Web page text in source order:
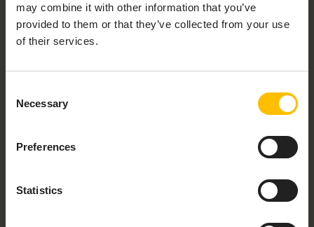
may combine it with other information that you’ve
provided to them or that they’ve collected from your use
of their services.
Selection
Necessary
Preferences
Statistics
このサイトはreCAPTCHAにより保護されてお
護に全力で取り組んでおり、いただいた個人情報